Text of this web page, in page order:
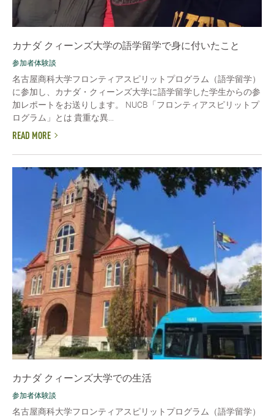
カナダ クィーンズ大学の語学留学で身に付いたこと
参加者体験談
名古屋商科大学フロンティアスピリットプログラム（語学留学）
に参加し、カナダ・クィーンズ大学に語学留学した学生からの参
加レポートをお送りします。 NUCB「フロンティアスピリットプ
ログラム」とは 貴重な異...
READ MORE
カナダ クィーンズ大学での生活
参加者体験談
名古屋商科大学フロンティアスピリットプログラム（語学留学）